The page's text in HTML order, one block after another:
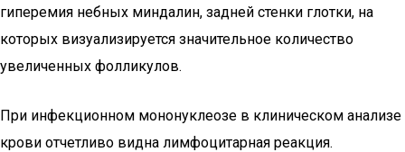
гиперемия небных миндалин, задней стенки глотки, на
которых визуализируется значительное количество
увеличенных фолликулов.
При инфекционном мононуклеозе в клиническом анализе
крови отчетливо видна лимфоцитарная реакция.